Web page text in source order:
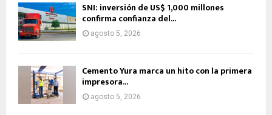
SNI: inversión de US$ 1,000 millones
confirma confianza del...
agosto 5, 2026
Cemento Yura marca un hito con la primera
impresora...
agosto 5, 2026